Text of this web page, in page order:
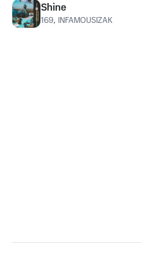
Shine
169, INFAMOUSIZAK